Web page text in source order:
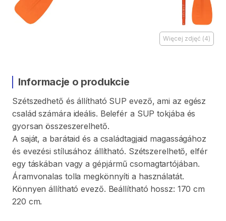
Więcej zdjęć (4)
Informacje o produkcie
Szétszedhető és állítható SUP evező​,​ ami az egész
család számára ideális. Belefér a SUP tokjába és
gyorsan összeszerelhető.
A saját​,​ a barátaid és a családtagjaid magasságához
és evezési stílusához állítható. Szétszerelhető​,​ elfér
egy táskában vagy a gépjármű csomagtartójában.
Áramvonalas tolla megkönnyíti a használatát.
Könnyen állítható evező. Beállítható hossz: 170 cm
220 cm.